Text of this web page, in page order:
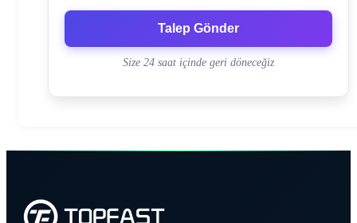
Talep Gönder
Size 24 saat içinde geri döneceğiz